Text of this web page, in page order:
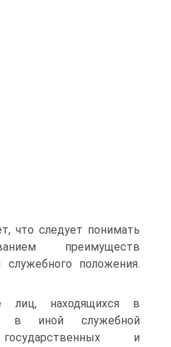
что следует понимать
преимуществ
служебного положения.
лиц, находящихся в
в иной служебной
и